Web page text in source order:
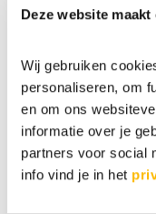
Deze website
Wij gebruiken
personaliseren, om
en om ons
informatie over je
partners voor social
info vind je in het
ook nog net iets
wachten.
—
Ga jij vaak sneller
onder deze blog?